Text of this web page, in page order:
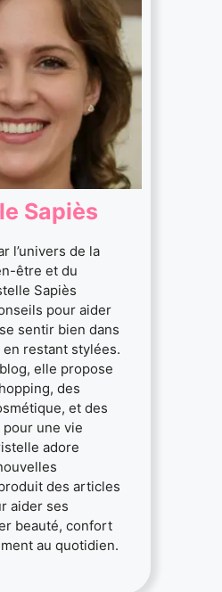
Sapiès
l’univers de la
être et du
Sapiès
pour aider
sentir bien dans
restant stylées.
elle propose
des
et des
une vie
adore
des articles
aider ses
beauté, confort
au quotidien.